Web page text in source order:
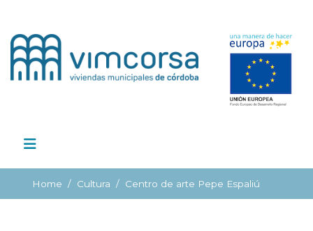
Home Cultura Centro de arte Pepe Espaliú